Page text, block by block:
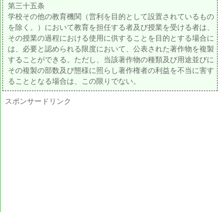
第三十五条
学校その他の教育機関（営利を目的として設置されているもの
を除く。）において教育を担任する者及び授業を受ける者は、
その授業の過程における使用に供することを目的とする場合に
は、必要と認められる限度において、公表された著作物を複製
することができる。ただし、当該著作物の種類及び用途並びに
その複製の部数及び態様に照らし著作権者の利益を不当に害す
ることとなる場合は、この限りでない。
スポンサードリンク